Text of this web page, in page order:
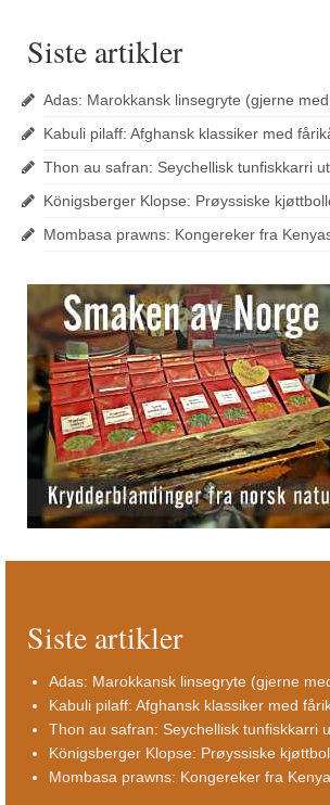
Siste artikler
Adas: Marokkansk linsegryte (gjerne
Kabuli pilaff: Afghansk klassiker med
Thon au safran: Seychellisk tunfiskkarri
Königsberger Klopse: Prøyssiske
Mombasa prawns: Kongereker fra
Siste artikler
Adas: Marokkansk linsegryte (gjerne
Kabuli pilaff: Afghansk klassiker med
Thon au safran: Seychellisk tunfiskkarri
Königsberger Klopse: Prøyssiske
Mombasa prawns: Kongereker fra